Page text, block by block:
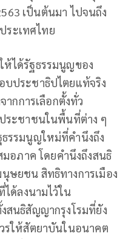
เป็นต้นมา ไปจนถึง
ระเทศไทย
ห้ได้รัฐธรรมนูญของ
ประชาธิปไตยแท้จริง
ากการเลือกตั้งทั่ว
ระชาชนในพื้นที่ต่าง ๆ
ธรรมนูญใหม่ที่คำนึงถึง
มอภาค โดยคำนึงถึงสนธิ
ยชน สิทธิทางการเมือง
ได้ลงนามไว้ใน
สนธิสัญญากรุงโรมที่ยัง
รให้สัตยาบันในอนาคต